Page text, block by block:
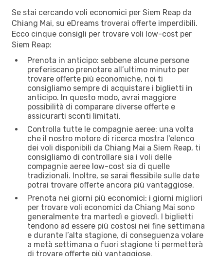
Se stai cercando voli economici per Siem Reap da
Chiang Mai, su eDreams troverai offerte imperdibili.
Ecco cinque consigli per trovare voli low-cost per
Siem Reap:
Prenota in anticipo: sebbene alcune persone
preferiscano prenotare all’ultimo minuto per
trovare offerte più economiche, noi ti
consigliamo sempre di acquistare i biglietti in
anticipo. In questo modo, avrai maggiore
possibilità di comparare diverse offerte e
assicurarti sconti limitati.
Controlla tutte le compagnie aeree: una volta
che il nostro motore di ricerca mostra l'elenco
dei voli disponibili da Chiang Mai a Siem Reap, ti
consigliamo di controllare sia i voli delle
compagnie aeree low-cost sia di quelle
tradizionali. Inoltre, se sarai flessibile sulle date
potrai trovare offerte ancora più vantaggiose.
Prenota nei giorni più economici: i giorni migliori
per trovare voli economici da Chiang Mai sono
generalmente tra martedì e giovedì. I biglietti
tendono ad essere più costosi nei fine settimana
e durante l’alta stagione, di conseguenza volare
a metà settimana o fuori stagione ti permetterà
di trovare offerte più vantaggiose.